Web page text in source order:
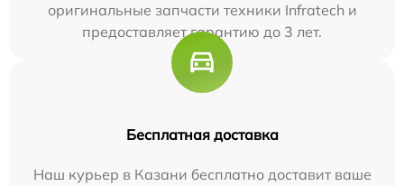
оригинальные запчасти техники Infratech и
предоставляет гарантию до 3 лет.
Бесплатная доставка
Наш курьер в Казани бесплатно доставит ваше